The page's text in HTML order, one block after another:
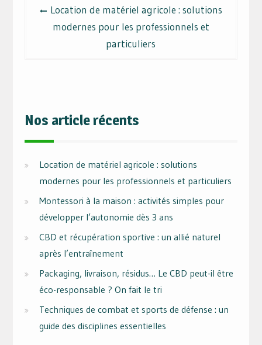
Location de matériel agricole : solutions
modernes pour les professionnels et
particuliers
Nos article récents
Location de matériel agricole : solutions
modernes pour les professionnels et particuliers
Montessori à la maison : activités simples pour
développer l’autonomie dès 3 ans
CBD et récupération sportive : un allié naturel
après l’entraînement
Packaging, livraison, résidus… Le CBD peut-il être
éco-responsable ? On fait le tri
Techniques de combat et sports de défense : un
guide des disciplines essentielles